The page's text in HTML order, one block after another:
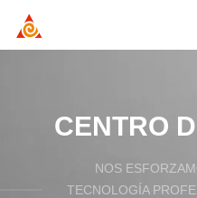
CENTRO
NOS
TECNOLOGÍA